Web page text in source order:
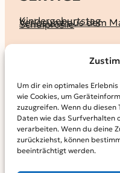
Um dir ein optimales
wie Cookies, um
zuzugreifen. Wenn du diesen
Daten wie das Surfverhalten
verarbeiten. Wenn du deine
zurückziehst, können
beeinträchtigt werden.
Kindergeburtstag
Verlosung aus dem
Schulprofile
KALENDER
MAGAZIN
KidS-Ausgaben
Abonnement
Archiv
INFO